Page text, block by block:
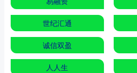
世纪汇通
诚信双盈
人人生